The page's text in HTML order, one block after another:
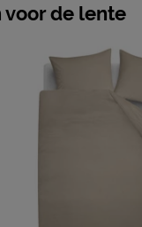
de lente